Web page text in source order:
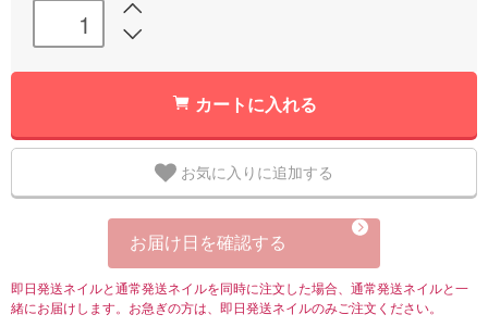
カートに入れる
お気に入りに追加する
お届け日を確認する
即日発送ネイルと通常発送ネイルを同時に注文した場合、通常発送ネイルと一
緒にお届けします。お急ぎの方は、即日発送ネイルのみご注文ください。